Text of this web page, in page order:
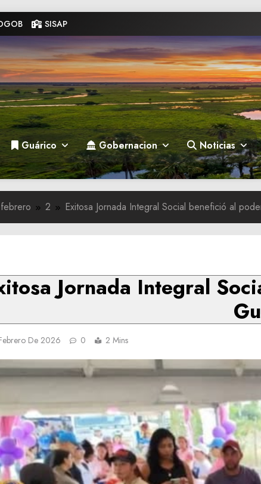
SISAP
de Guarico
Guárico Gobernacion Noticias
febrero 2 Exitosa Jornada Integral Social benefició al
Jornada Integral
De 2026 0 2 Mins